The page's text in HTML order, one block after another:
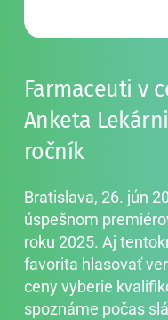
Farmaceuti v
Anketa
ročník
Bratislava, 26. jún
úspešnom
roku 2025. Aj
favorita hlasovať
ceny vyberie
spoznáme počas